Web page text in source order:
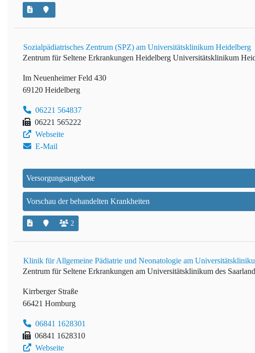
Sozialpädiatrisches Zentrum (SPZ) am Universitätsklinikum Heidelberg
Zentrum für Seltene Erkrankungen Heidelberg Universitätsklinikum
Im Neuenheimer Feld 430
69120 Heidelberg
06221 564837
06221 565222
Webseite
E-Mail
Versorgungsangebote
Vorschau der behandelten Krankheiten
2
Klinik für Allgemeine Pädiatrie und Neonatologie am
Zentrum für Seltene Erkrankungen am Universitätsklinikum des
Kirrberger Straße
66421 Homburg
06841 1628301
06841 1628310
Webseite